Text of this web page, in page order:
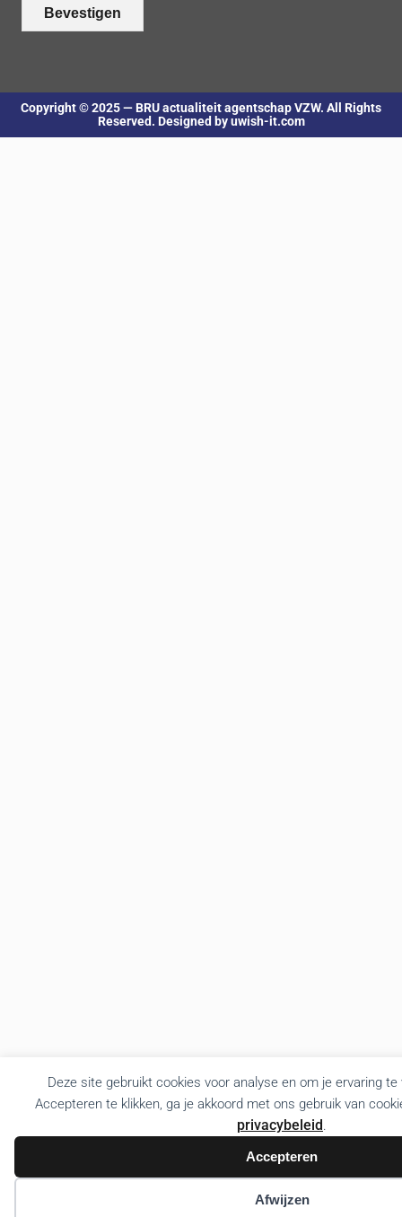
Deze site gebruikt cookies voor analyse en om je ervaring
Accepteren te klikken, ga je akkoord met ons gebruik van
privacybeleid.
Accepteren
Afwijzen
Bevestigen
Copyright © 2025 — BRU actualiteit agentschap VZW. All Rights
Reserved. Designed by uwish-it.com